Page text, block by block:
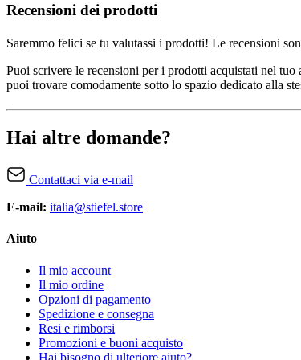
Recensioni dei prodotti
Saremmo felici se tu valutassi i prodotti! Le recensioni
Puoi scrivere le recensioni per i prodotti acquistati nel tuo
puoi trovare comodamente sotto lo spazio dedicato alla
Hai altre domande?
Contattaci via e-mail
E-mail: italia@stiefel.store
Aiuto
Il mio account
Il mio ordine
Opzioni di pagamento
Spedizione e consegna
Resi e rimborsi
Promozioni e buoni acquisto
Hai bisogno di ulteriore aiuto?